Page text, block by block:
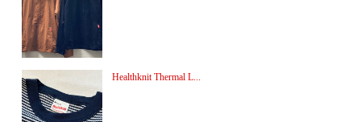
Healthknit Thermal L...